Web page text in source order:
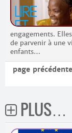
engagements.
de parvenir à une
enfants…
page précédente
PLUS…